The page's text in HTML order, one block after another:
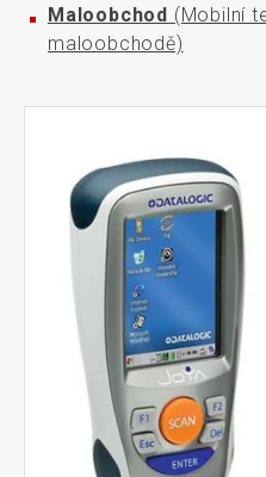
Maloobchod (Mobilní
maloobchodě)